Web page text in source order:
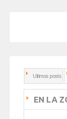
Ultimos posts
EN LA